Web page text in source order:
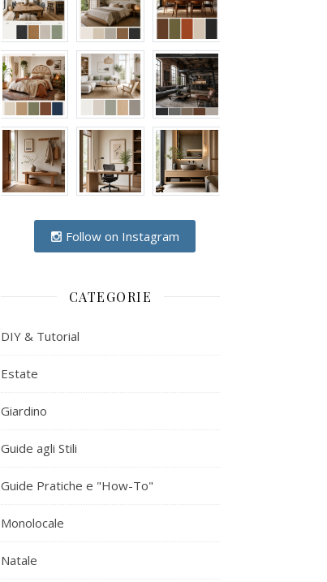
Follow on Instagram
CATEGORIE
DIY & Tutorial
Estate
Giardino
Guide agli Stili
Guide Pratiche e "How-To"
Monolocale
Natale